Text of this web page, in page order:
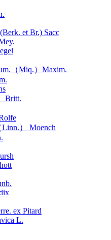
et Br.) Sacc
（Miq.）Maxim.
Britt.
Linn.） Moench
ex Pitard
L.